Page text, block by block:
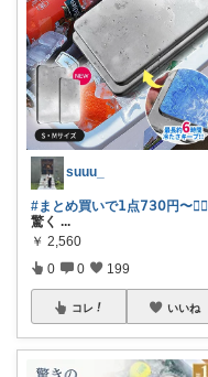
suuu_
#まとめ買いで𝟣点𝟩𝟥𝟢円〜❤️‍🔥
驚く ...
￥ 2,560
0 0 199
コレ いいね